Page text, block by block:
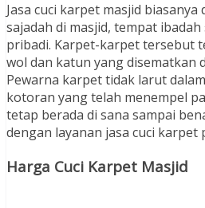
Jasa cuci karpet masjid
sajadah di masjid, tempat
pribadi. Karpet-karpet tersebut
wol dan katun yang disematkan
Pewarna karpet tidak larut
kotoran yang telah menempel
tetap berada di sana sampai
dengan layanan jasa cuci karpet
Harga Cuci Karpet Masjid